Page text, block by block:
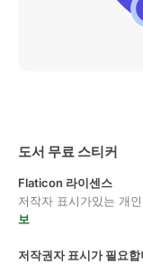
도서 무료 스티커
Flaticon 라이센스
저작자 표시가있는 개
보
저작권자 표시가 필요합